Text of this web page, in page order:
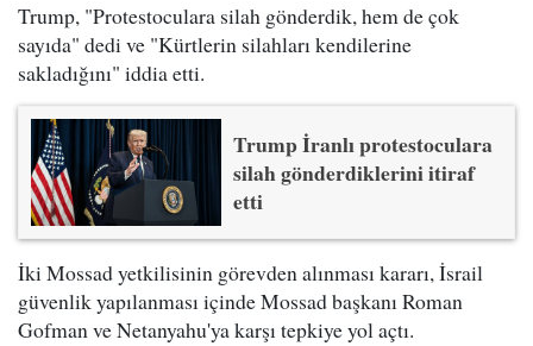
Trump, "Protestoculara silah gönderdik, hem de çok
sayıda" dedi ve "Kürtlerin silahları kendilerine
sakladığını" iddia etti.
Trump İranlı protestoculara
silah gönderdiklerini itiraf
etti
İki Mossad yetkilisinin görevden alınması kararı, İsrail
güvenlik yapılanması içinde Mossad başkanı Roman
Gofman ve Netanyahu'ya karşı tepkiye yol açtı.